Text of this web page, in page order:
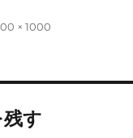
× 1000
す